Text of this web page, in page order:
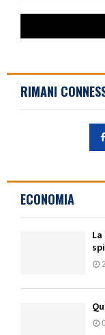
RIMANI
ECONOMIA